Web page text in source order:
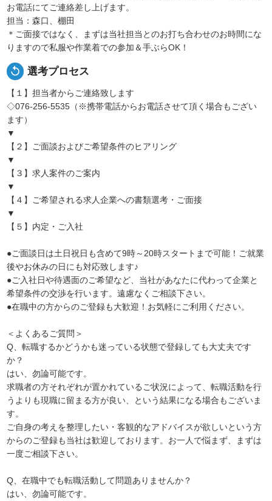
お電話にてご連絡差し上げます。
担当：森口、棚田
＊ご面接ではなく、まずは当社担当とのお打ち合わせのお時間にな
りますので私服や作業着での参加＆手ぶらOK！
replay 選考プロセス
【１】担当者からご連絡致します
◇076-256-5535（※携帯電話からお電話させて頂く場合もござい
ます）
▼
【２】ご面談およびご希望条件のヒアリング
▼
【３】求人案件のご案内
▼
【４】ご希望される求人企業への書類選考・ご面接
▼
【５】内定・ご入社
●ご面談日は土日祝日も含めて9時～20時スタートまで可能！ご就業
後やお休みの日にも対応致します♪
●ご入社日や待遇面のご希望など、当社があなたに代わって企業と
希望条件の交渉を行います。遠慮なくご相談下さい。
●在職中の方からのご登録も大歓迎！お気軽にご利用ください。
＜よくあるご質問＞
Q、転職するかどうかも迷っている状態で登録しても大丈夫です
か？
はい、勿論可能です。
求職者の方それぞれが置かれているご状況によって、転職活動を行
うよりも現職に留まる方が良い、という結果になる場合もございま
す。
ご自身の考えを整理したい・客観的なアドバイスが欲しいという方
からのご登録も当社は歓迎しております。お一人で悩まず、まずは
一度ご相談下さい。
Q、在職中でも転職活動して問題ありませんか？
はい、勿論可能です。